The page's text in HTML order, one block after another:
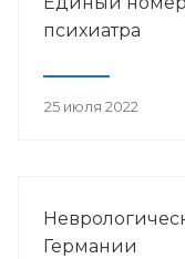
психиатра
25 июля 2022
Германии